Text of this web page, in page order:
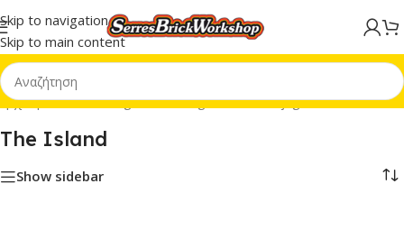
Skip to navigation
Skip to main content
σελίδα/Minifigures/Minifigures MF/Ninjago MF/The Island
The Island
Show sidebar